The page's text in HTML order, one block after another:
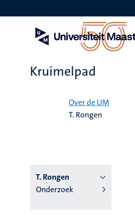
en
Kruimelpad
Over de UM
T. Rongen
T. Rongen
Onderzoek